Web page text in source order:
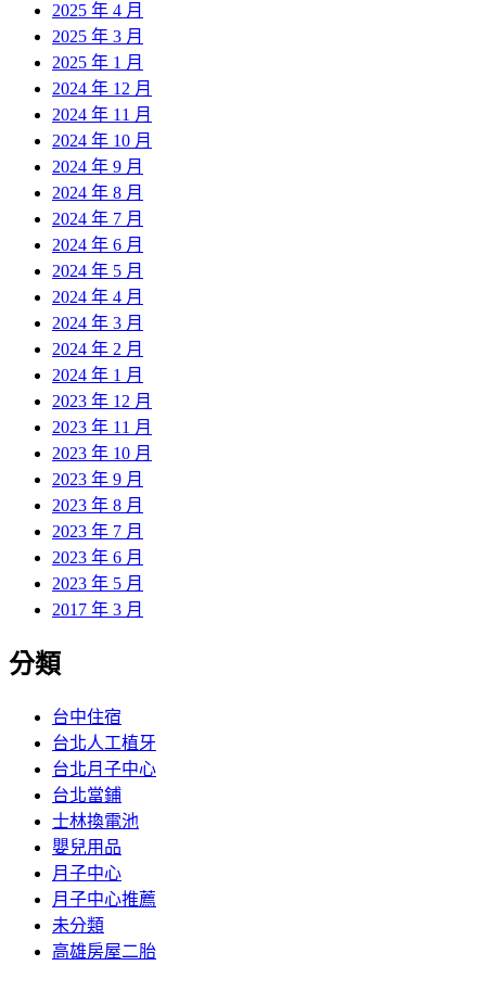
2025 年 4 月
2025 年 3 月
2025 年 1 月
2024 年 12 月
2024 年 11 月
2024 年 10 月
2024 年 9 月
2024 年 8 月
2024 年 7 月
2024 年 6 月
2024 年 5 月
2024 年 4 月
2024 年 3 月
2024 年 2 月
2024 年 1 月
2023 年 12 月
2023 年 11 月
2023 年 10 月
2023 年 9 月
2023 年 8 月
2023 年 7 月
2023 年 6 月
2023 年 5 月
2017 年 3 月
分類
台中住宿
台北人工植牙
台北月子中心
台北當鋪
士林換電池
嬰兒用品
月子中心
月子中心推薦
未分類
高雄房屋二胎